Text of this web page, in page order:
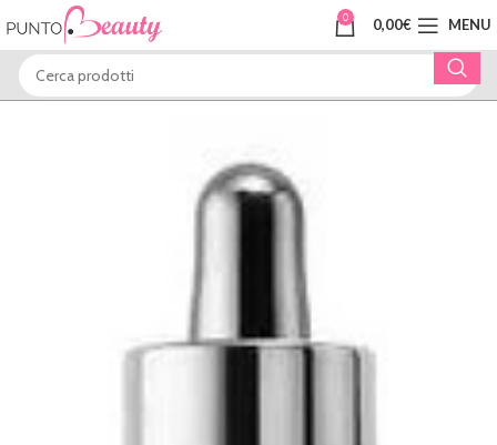
0 0,00€ MENU